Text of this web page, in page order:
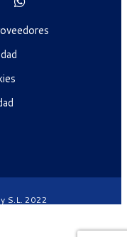
S.L. 2022